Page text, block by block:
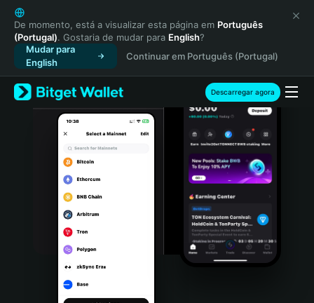
English
日本語
Tiếng Việt
Русский
Español (Latinoamérica)
Türkçe
Italiano
Português (Portugal)
Bahasa Indonesia
Português (Brasil)
De momento, está a visualizar esta página em Português
(Portugal). Gostaria de mudar para English?
Mudar para
English
Continuar em Português (Portugal)
Descarregar agora